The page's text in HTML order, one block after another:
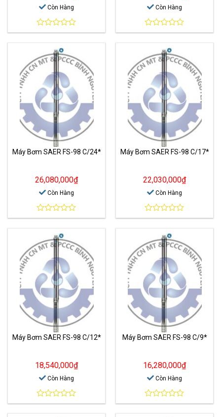
Còn Hàng
0
out
5
Còn Hàng
0
out
5
Máy Bơm SAER FS-98 C/24*
26,080,000₫
Còn Hàng
0
out
5
Máy Bơm SAER FS-98 C/17*
22,030,000₫
Còn Hàng
0
out
5
Máy Bơm SAER FS-98 C/12*
18,540,000₫
Còn Hàng
0
out
Máy Bơm SAER FS-98 C/9*
16,280,000₫
Còn Hàng
0
out